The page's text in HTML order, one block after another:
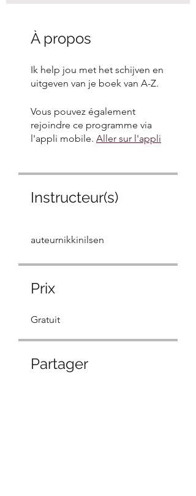
À propos
Ik help jou met het schijven en
uitgeven van je boek van A-Z.
Vous pouvez également
rejoindre ce programme via
l'appli mobile. Aller sur l'appli
Instructeur(s)
auteurnikkinilsen
Prix
Gratuit
Partager